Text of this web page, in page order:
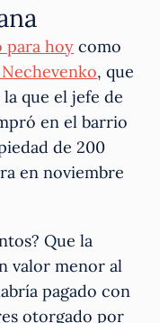
para hoy como
, que
que el jefe de
en el barrio
de 200
en noviembre
Que la
valor menor al
pagado con
otorgado por